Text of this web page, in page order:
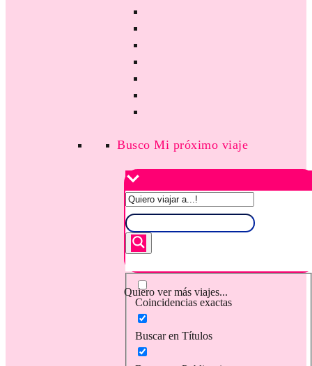
Busco Mi próximo viaje
Quiero ver más viajes...
Coincidencias exactas
Buscar en Títulos